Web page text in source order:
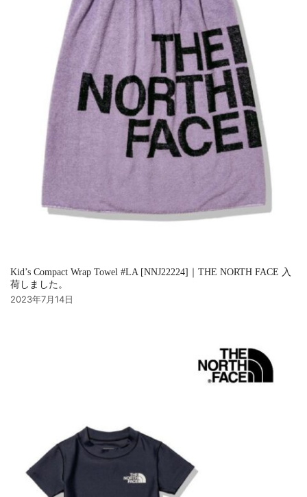
Kid’s Compact Wrap Towel #LA [NNJ22224]｜THE NORTH FACE 入
荷しました。
2023年7月14日